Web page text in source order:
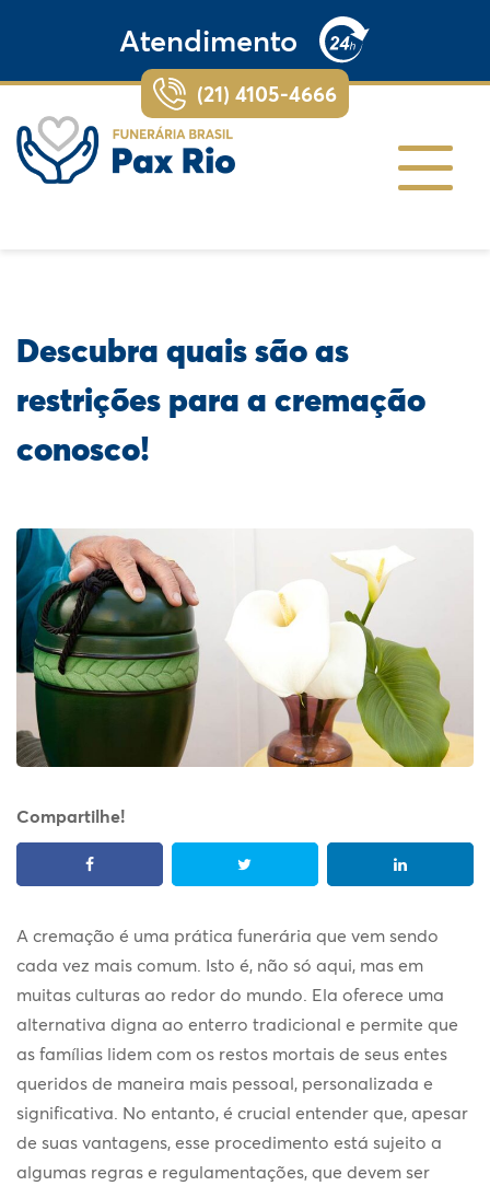
Atendimento
(21) 4105-4666
Descubra quais são as
restrições para a cremação
conosco!
Compartilhe!
A cremação é uma prática funerária que vem sendo
cada vez mais comum. Isto é, não só aqui, mas em
muitas culturas ao redor do mundo. Ela oferece uma
alternativa digna ao enterro tradicional e permite que
as famílias lidem com os restos mortais de seus entes
queridos de maneira mais pessoal, personalizada e
significativa. No entanto, é crucial entender que, apesar
de suas vantagens, esse procedimento está sujeito a
algumas regras e regulamentações, que devem ser